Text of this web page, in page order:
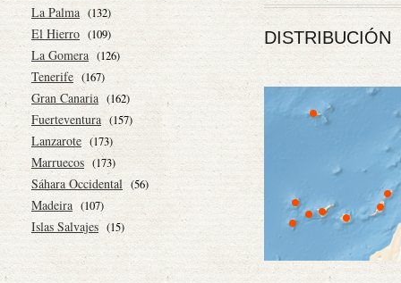
La Palma (132)
El Hierro (109)
La Gomera (126)
Tenerife (167)
Gran Canaria (162)
Fuerteventura (157)
Lanzarote (173)
Marruecos (173)
Sáhara Occidental (56)
Madeira (107)
Islas Salvajes (15)
DISTRIBUCIÓN